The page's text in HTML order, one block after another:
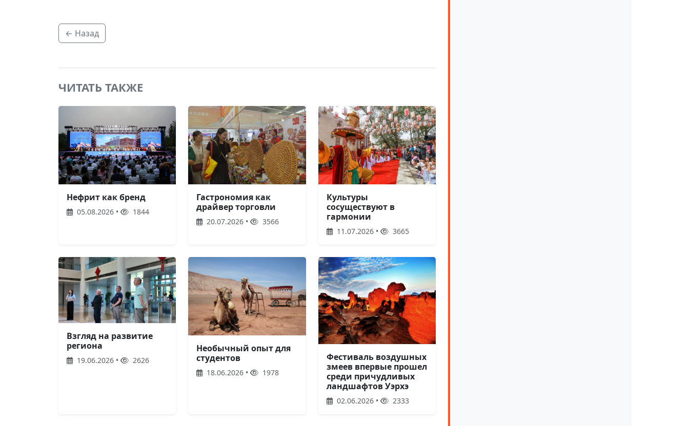
← Назад
ЧИТАТЬ ТАКЖЕ
Нефрит как бренд
05.08.2026 • 1844
Гастрономия как
драйвер торговли
20.07.2026 • 3566
Культуры
сосуществуют в
гармонии
11.07.2026 • 3665
Взгляд на развитие
региона
19.06.2026 • 2626
Необычный опыт для
студентов
18.06.2026 • 1978
Фестиваль воздушных
змеев впервые прошел
среди причудливых
ландшафтов Уэрхэ
02.06.2026 • 2333